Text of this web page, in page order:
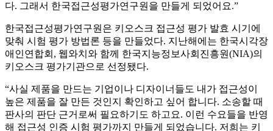
다. 그래서 한국접근성평가연구원을 만들게 되었어요.”
한국접근성평가연구원은 키오스크 접근성 평가 발효 시기에
맞춰 시험 평가 방법론 등을 만들었다. 지난해에는 한국시각장
애인연합회, 웹와치와 함께 한국지능정보사회진흥원(NIA)의
키오스크 평가기관으로 선정됐다.
“사실 제품을 만드는 기업이나 디자이너들도 내가 접근성이
높은 제품을 잘 만든 것인지 확인하고 싶어 합니다. 소송할 때
판사의 판단 근거로써 필요하기도 하고요. 이런 수요들을 반영
해 접근성 인증 시험 평가까지 만들게 되었습니다. 저희는 키